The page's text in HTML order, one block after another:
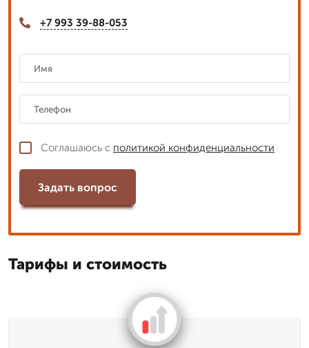
+7 993 39-88-053
Соглашаюсь с политикой конфиденциальности
Задать вопрос
Тарифы и стоимость